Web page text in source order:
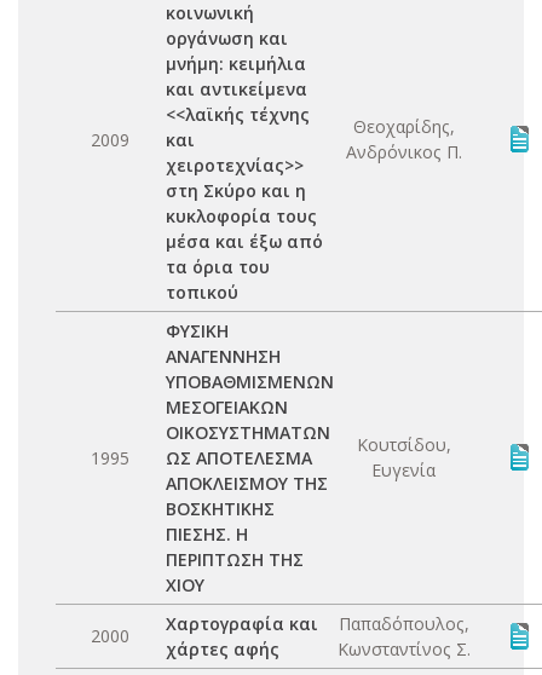
2009
κοινωνική
οργάνωση και
μνήμη: κειμήλια
και αντικείμενα
<<λαϊκής τέχνης
και
χειροτεχνίας>>
στη Σκύρο και η
κυκλοφορία τους
μέσα και έξω από
τα όρια του
τοπικού
Θεοχαρίδης,
Ανδρόνικος Π.
1995
ΦΥΣΙΚΗ
ΑΝΑΓΕΝΝΗΣΗ
ΥΠΟΒΑΘΜΙΣΜΕΝΩΝ
ΜΕΣΟΓΕΙΑΚΩΝ
ΟΙΚΟΣΥΣΤΗΜΑΤΩΝ
ΩΣ ΑΠΟΤΕΛΕΣΜΑ
ΑΠΟΚΛΕΙΣΜΟΥ ΤΗΣ
ΒΟΣΚΗΤΙΚΗΣ
ΠΙΕΣΗΣ. Η
ΠΕΡΙΠΤΩΣΗ ΤΗΣ
ΧΙΟΥ
Κουτσίδου,
Ευγενία
2000
Χαρτογραφία και
χάρτες αφής
Παπαδόπουλος,
Κωνσταντίνος Σ.